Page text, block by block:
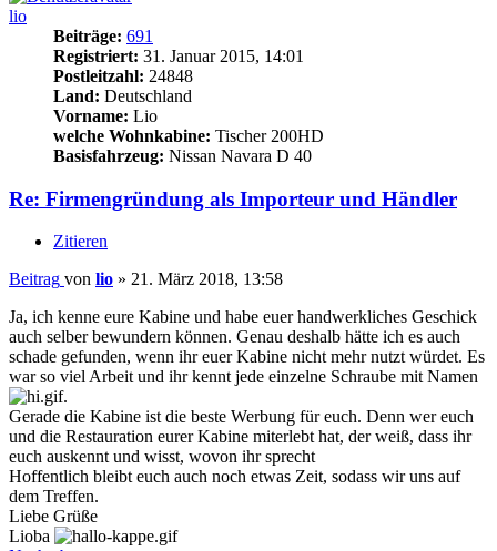
lio
Beiträge: 691
Registriert: 31. Januar 2015, 14:01
Postleitzahl: 24848
Land: Deutschland
Vorname: Lio
welche Wohnkabine: Tischer 200HD
Basisfahrzeug: Nissan Navara D 40
Re: Firmengründung als Importeur und Händler
Zitieren
Beitrag von lio » 21. März 2018, 13:58
Ja, ich kenne eure Kabine und habe euer handwerkliches Geschick
auch selber bewundern können. Genau deshalb hätte ich es auch
schade gefunden, wenn ihr euer Kabine nicht mehr nutzt würdet. Es
war so viel Arbeit und ihr kennt jede einzelne Schraube mit Namen
.
Gerade die Kabine ist die beste Werbung für euch. Denn wer euch
und die Restauration eurer Kabine miterlebt hat, der weiß, dass ihr
euch auskennt und wisst, wovon ihr sprecht
Hoffentlich bleibt euch auch noch etwas Zeit, sodass wir uns auf
dem Treffen.
Liebe Grüße
Lioba